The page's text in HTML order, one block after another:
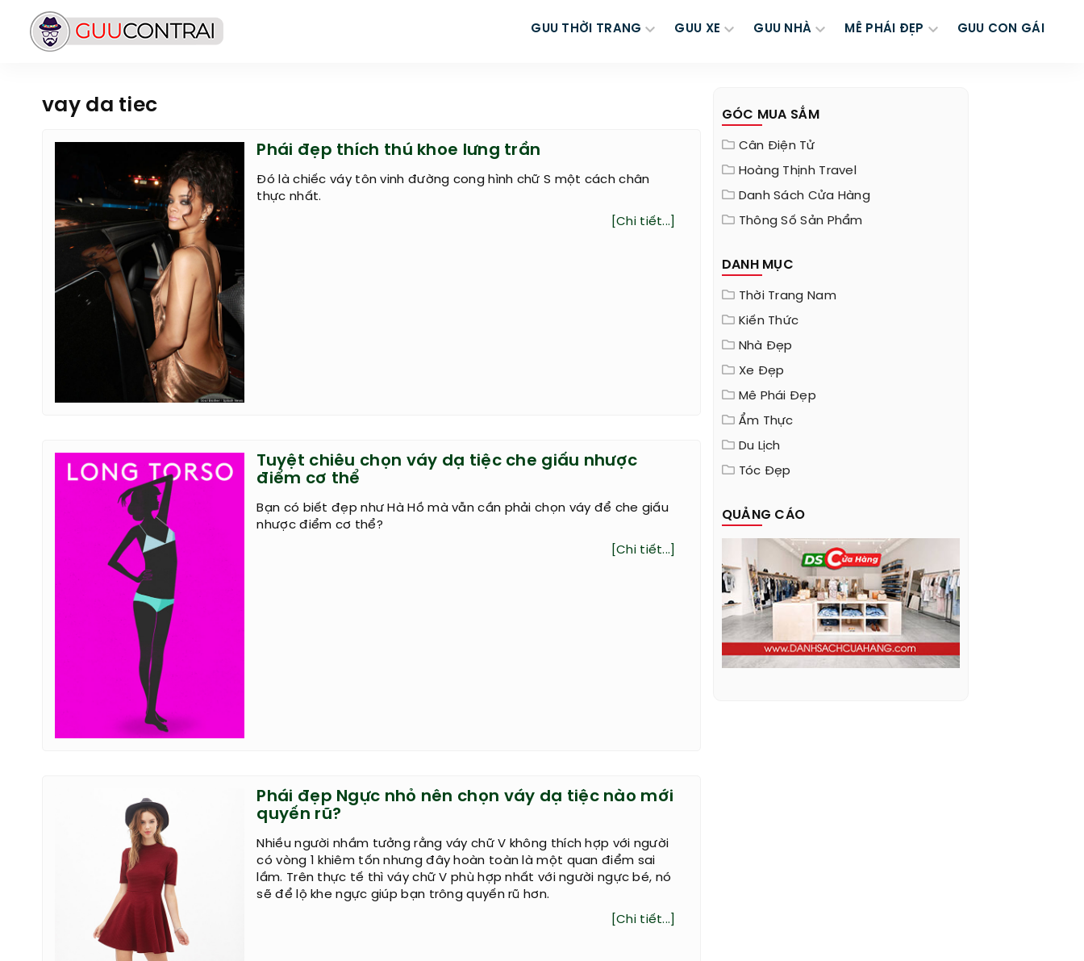
GUU THỜI TRANG GUU XE GUU NHÀ MÊ PHÁI ĐẸP GUU CON GÁI
vay da tiec
Phái đẹp thích thú khoe lưng trần
Đó là chiếc váy tôn vinh đường cong hình chữ S một cách chân
thực nhất.
[Chi tiết...]
Tuyệt chiêu chọn váy dạ tiệc che giấu nhược
điểm cơ thể
Bạn có biết đẹp như Hà Hồ mà vẫn cần phải chọn váy để che giấu
nhược điểm cơ thể?
[Chi tiết...]
Phái đẹp Ngực nhỏ nên chọn váy dạ tiệc nào mới
quyến rũ?
Nhiều người nhầm tưởng rằng váy chữ V không thích hợp với người
có vòng 1 khiêm tốn nhưng đây hoàn toàn là một quan điểm sai
lầm. Trên thực tế thì váy chữ V phù hợp nhất với người ngực bé, nó
sẽ để lộ khe ngực giúp bạn trông quyến rũ hơn.
[Chi tiết...]
GÓC MUA SẮM
Cân Điện Tử
Hoàng Thịnh Travel
Danh Sách Cửa Hàng
Thông Số Sản Phẩm
DANH MỤC
Thời Trang Nam
Kiến Thức
Nhà Đẹp
Xe Đẹp
Mê Phái Đẹp
Ẩm Thực
Du Lịch
Tóc Đẹp
QUẢNG CÁO